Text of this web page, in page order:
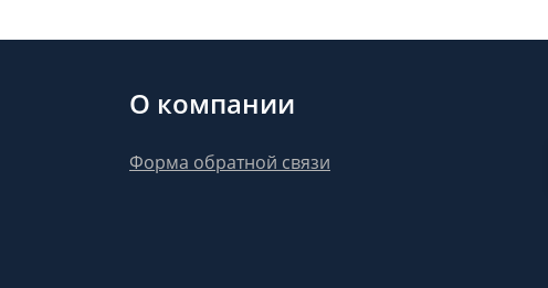
О компании
Форма обратной связи